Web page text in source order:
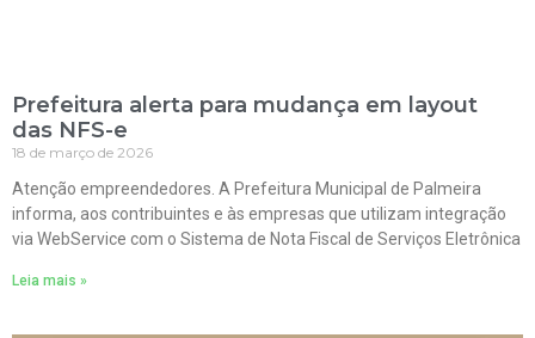
Prefeitura alerta para mudança em layout
das NFS-e
18 de março de 2026
Atenção empreendedores. A Prefeitura Municipal de Palmeira
informa, aos contribuintes e às empresas que utilizam integração
via WebService com o Sistema de Nota Fiscal de Serviços Eletrônica
Leia mais »